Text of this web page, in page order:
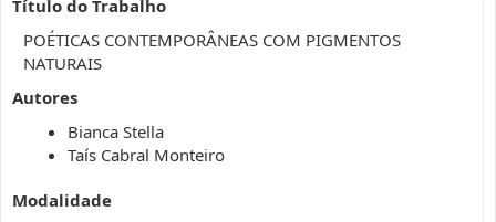
Título do Trabalho
POÉTICAS CONTEMPORÂNEAS COM PIGMENTOS
NATURAIS
Autores
Bianca Stella
Taís Cabral Monteiro
Modalidade